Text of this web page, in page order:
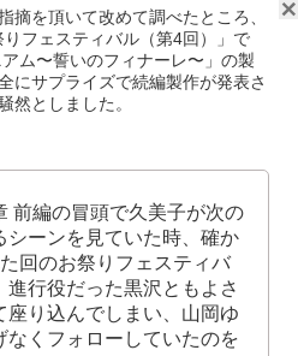
摘を頂いて改めて調べたところ、
フェスティバル（第4回）」で
ム〜誓いのフィナーレ〜」の製
にサプライズで続編製作が発表さ
然としました。
前編の冒頭で久美子が次の
シーンを見ていた時、確か
回のお祭りフェスティバ
行役だった黒沢ともよさ
座り込んでしまい、山岡ゆ
なくフォローしていたのを